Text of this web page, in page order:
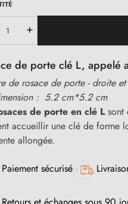
de porte clé L, appelé
de rosace de porte - droite
: 5.2 cm*5.2 cm
de porte en clé Lsont
accueillir une clé de forme
allongée.
Paiement sécurisé